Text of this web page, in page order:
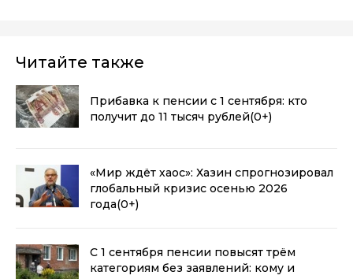
Читайте также
Прибавка к пенсии с 1 сентября: кто
получит до 11 тысяч рублей(0+)
«Мир ждёт хаос»: Хазин спрогнозировал
глобальный кризис осенью 2026
года(0+)
С 1 сентября пенсии повысят трём
категориям без заявлений: кому и